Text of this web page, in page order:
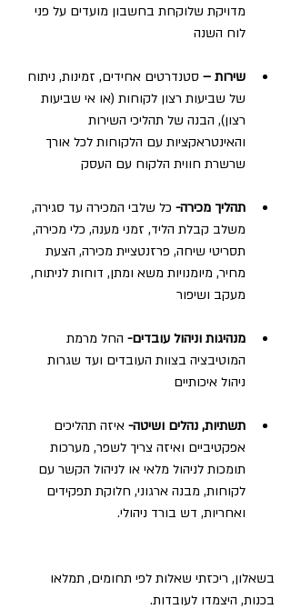
מדויקת שלוקחת בחשבון מועדים על פני
לוח השנה
שירות – סטנדרטים אחידים, זמינות, ניתוח
של שביעות רצון לקוחות (או אי שביעות
רצון), הבנה של תהליכי השירות
והאינטראקציות עם הלקוחות לכל אורך
שרשרת חווית הלקוח עם העסק
תהליך מכירה- כל שלבי המכירה עד סגירה,
משלב קבלת הליד, זמני מענה, כלי מכירה,
תסריטי שיחה, פרזנטציית מכירה, הצעת
מחיר, מיומנויות משא ומתן, דוחות לניתוח,
מעקב ושיפור
מנהיגות וניהול עובדים- החל מרמת
המוטיבציה בצוות העובדים ועד שגרות
ניהול איכותיים
תשתיות, נהלים ושיטה- איזה תהליכים
אפקטיביים ואיזה צריך לשפר, מערכות
תומכות לניהול מלאי או לניהול הקשר עם
לקוחות, מבנה ארגוני, חלוקת תפקידים
ואחריות, דש בורד ניהולי.
בשאלון, ריכזתי שאלות לפי תחומים, תמלאו
בכנות, היצמדו לעובדות.